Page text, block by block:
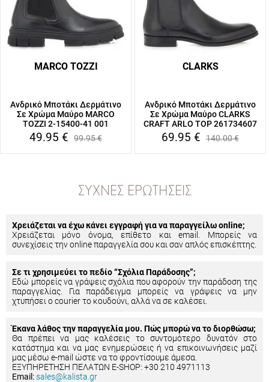
MARCO TOZZI
Ανδρικό Μποτάκι Δερμάτινο
Σε Χρώμα Μαύρο MARCO
TOZZI 2-15400-41 001
49.95 € 99.95€
CLARKS
Ανδρικό Μποτάκι Δερμάτινο
Σε Χρώμα Μαύρο CLARKS
CRAFT ARLO TOP 261734607
69.95 € 140.00€
ΣΥΧΝΈΣ ΕΡΩΤΉΣΕΙΣ
Χρειάζεται να έχω κάνει εγγραφή για να παραγγείλω online;
Χρειάζεται μόνο όνομα, επίθετο και email. Μπορείς να
συνεχίσεις την online παραγγελία σου και σαν απλός επισκέπτης.
Σε τι χρησιμεύει το πεδίο “Σχόλια Παράδοσης”;
Εδώ μπορείς να γράψεις σχόλια που αφορούν την παράδοση της
παραγγελίας. Για παράδειγμα μπορείς να γράψεις να μην
χτυπήσει ο courier το κουδούνι, αλλά να σε καλέσει.
Έκανα λάθος την παραγγελία μου. Πώς μπορώ να το διορθώσω;
Θα πρέπει να μας καλέσεις το συντομότερο δυνατόν στο
κατάστημα και να μας ενημερώσεις ή να επικοινωνήσεις μαζί
μας μέσω e-mail ώστε να το φροντίσουμε άμεσα.
ΕΞΥΠΗΡΕΤΗΣΗ ΠΕΛΑΤΩΝ E-SHOP: +30 210 4971113
Email:sales@kalista.gr